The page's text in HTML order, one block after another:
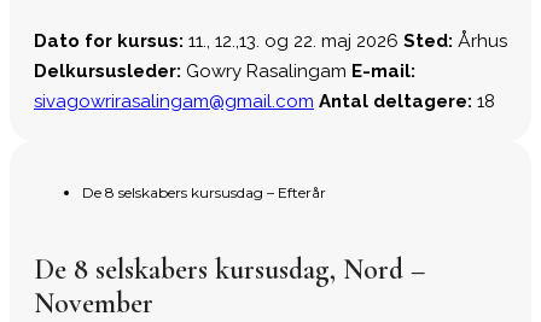
Dato for kursus: 11., 12.,13. og 22. maj 2026 Sted: Århus
Delkursusleder: Gowry Rasalingam E-mail:
sivagowrirasalingam@gmail.com Antal deltagere: 18
De 8 selskabers kursusdag – Efterår
De 8 selskabers kursusdag, Nord –
November